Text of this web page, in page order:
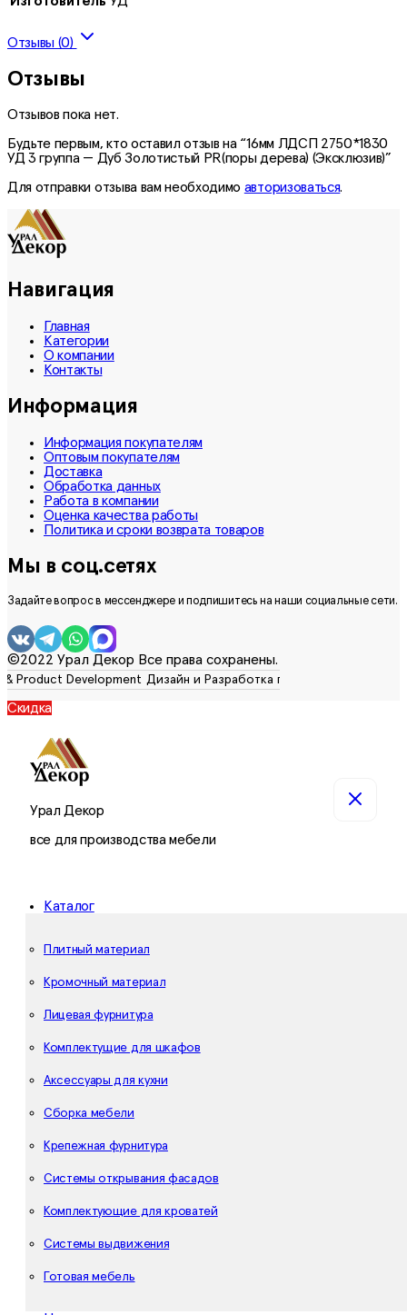
Отзывы (0)
Отзывы
Отзывов пока нет.
Будьте первым, кто оставил отзыв на “16мм ЛДСП 2750*1830
УД 3 группа — Дуб Золотистый PR(поры дерева) (Эксклюзив)”
Для отправки отзыва вам необходимо авторизоваться.
Навигация
Главная
Категории
О компании
Контакты
Информация
Информация покупателям
Оптовым покупателям
Доставка
Обработка данных
Работа в компании
Оценка качества работы
Политика и сроки возврата товаров
Мы в соц.сетях
Задайте вопрос в мессенджере и подпишитесь на наши социальные сети.
©2022 Урал Декор Все права сохранены.
Скидка
Урал Декор
все для производства мебели
Каталог
Плитный материал
Кромочный материал
Лицевая фурнитура
Комплектущие для шкафов
Аксессуары для кухни
Сборка мебели
Крепежная фурнитура
Системы открывания фасадов
Комплектующие для кроватей
Системы выдвижения
Готовая мебель